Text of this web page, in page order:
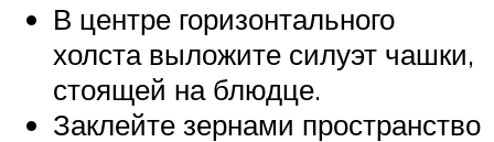
В центре горизонтального
холста выложите силуэт чашки,
стоящей на блюдце.
Заклейте зернами пространство